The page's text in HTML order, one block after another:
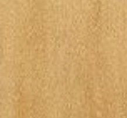
Configuración de
cookies